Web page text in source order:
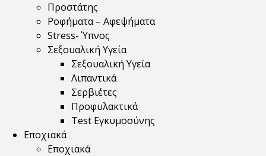
Προστάτης
Ροφήματα – Αφεψήματα
Stress- Ύπνος
Σεξουαλική Υγεία
Σεξουαλική Υγεία
Λιπαντικά
Σερβιέτες
Προφυλακτικά
Test Εγκυμοσύνης
Εποχιακά
Εποχιακά